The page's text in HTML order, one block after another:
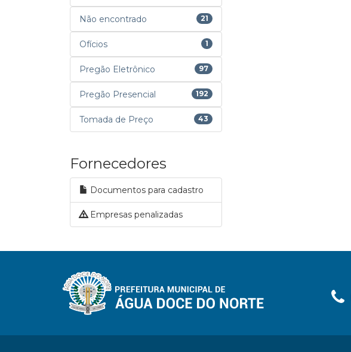
Não encontrado 21
Ofícios 1
Pregão Eletrônico 97
Pregão Presencial 192
Tomada de Preço 43
Fornecedores
Documentos para cadastro
Empresas penalizadas